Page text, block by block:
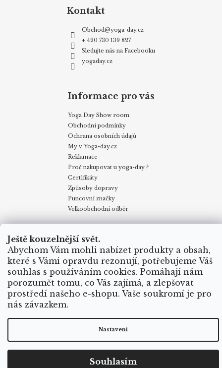
Ještě kouzelnější svět.
Abychom Vám mohli nabízet produkty a obsah,
které s Vámi opravdu rezonují, potřebujeme Váš
souhlas s používáním cookies. Pomáhají nám
porozumět tomu, co Vás zajímá, a zlepšovat
prostředí našeho e-shopu. Vaše soukromí je pro
nás závazkem.
Nastavení
Souhlasím
Kontakt
Obchod@yoga-day.cz
+ 420 730 139 827
Sledujte nás na Facebooku
yogaday.cz
Informace pro vás
Yoga Day Show room
Obchodní podmínky
Ochrana osobních údajů
My v Yoga-day.cz
Reklamace
Proč nakupovat u yoga-day ?
Certifikáty
Způsoby dopravy
Puncovní značky
Velkoobchodní odběr
Obchodní podmínky Kontakty
Reklamace
Proč nakupovat u yoga-day.cz
Certifikáty
Způsoby dopravy
Vytvořil Shoptet
Copyright 2026